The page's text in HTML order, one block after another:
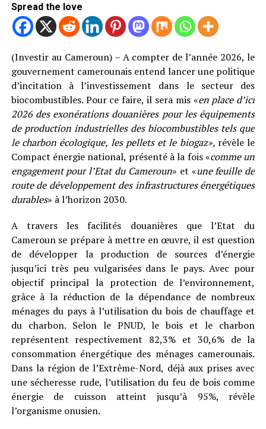
Spread the love
(Investir au Cameroun) – A compter de l’année 2026, le
gouvernement camerounais entend lancer une politique
d’incitation à l’investissement dans le secteur des
biocombustibles. Pour ce faire, il sera mis «en place d’ici
2026 des exonérations douanières pour les équipements
de production industrielles des biocombustibles tels que
le charbon écologique, les pellets et le biogaz», révèle le
Compact énergie national, présenté à la fois «comme un
engagement pour l’Etat du Cameroun» et «une feuille de
route de développement des infrastructures énergétiques
durables» à l’horizon 2030.
A travers les facilités douanières que l’Etat du
Cameroun se prépare à mettre en œuvre, il est question
de développer la production de sources d’énergie
jusqu’ici très peu vulgarisées dans le pays. Avec pour
objectif principal la protection de l’environnement,
grâce à la réduction de la dépendance de nombreux
ménages du pays à l’utilisation du bois de chauffage et
du charbon. Selon le PNUD, le bois et le charbon
représentent respectivement 82,3% et 30,6% de la
consommation énergétique des ménages camerounais.
Dans la région de l’Extrême-Nord, déjà aux prises avec
une sécheresse rude, l’utilisation du feu de bois comme
énergie de cuisson atteint jusqu’à 95%, révèle
l’organisme onusien.